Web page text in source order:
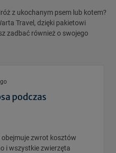
z ukochanym psem lub kotem?
Travel, dzięki pakietowi
zadbać również o swojego
podczas
zwrot kosztów
i wszystkie zwierzęta